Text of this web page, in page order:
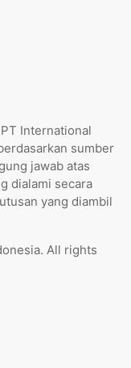
International
sumber
jawab atas
dialami secara
yang diambil
All rights